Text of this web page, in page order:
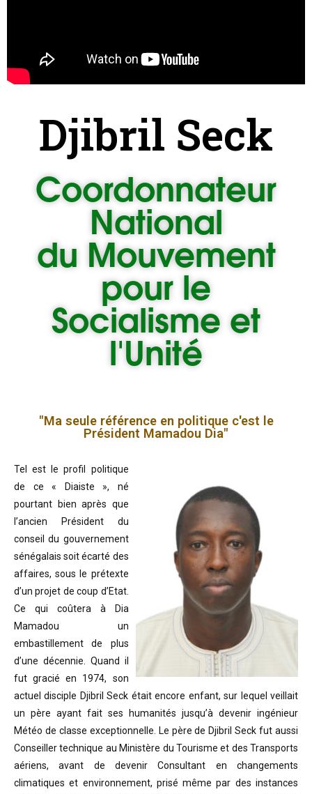
Djibril Seck
Coordonnateur
National
du Mouvement
pour le
Socialisme et
l'Unité
"Ma seule référence en politique c'est le
Président Mamadou Dia"
Tel est le profil politique
de ce « Diaiste », né
pourtant bien après que
l’ancien Président du
conseil du gouvernement
sénégalais soit écarté des
affaires, sous le prétexte
d’un projet de coup d’Etat.
Ce qui coûtera à Dia
Mamadou un
embastillement de plus
d’une décennie. Quand il
fut gracié en 1974, son
actuel disciple Djibril Seck était encore enfant, sur lequel veillait
un père ayant fait ses humanités jusqu’à devenir ingénieur
Météo de classe exceptionnelle. Le père de Djibril Seck fut aussi
Conseiller technique au Ministère du Tourisme et des Transports
aériens, avant de devenir Consultant en changements
climatiques et environnement, prisé même par des instances